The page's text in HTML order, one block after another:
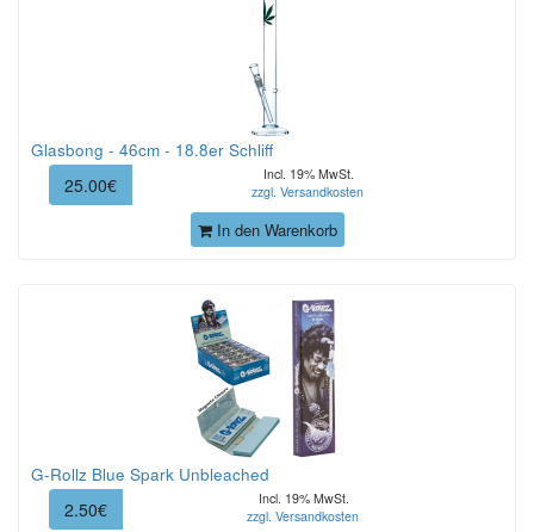
Glasbong - 46cm - 18.8er Schliff
25.00€
Incl. 19% MwSt.
zzgl. Versandkosten
In den Warenkorb
G-Rollz Blue Spark Unbleached
2.50€
Incl. 19% MwSt.
zzgl. Versandkosten